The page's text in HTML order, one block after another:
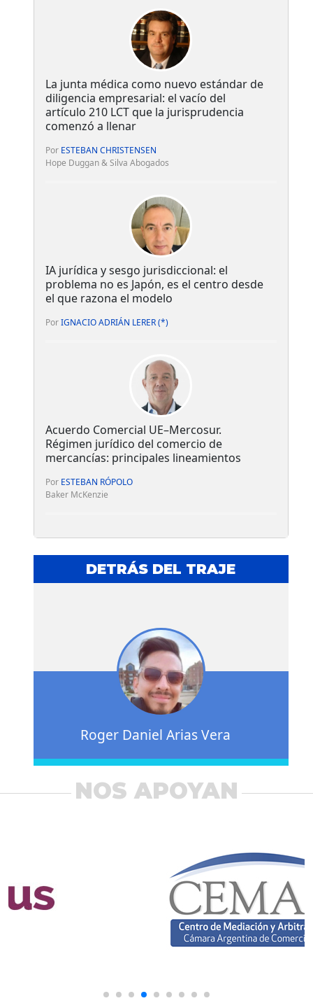
La junta médica como nuevo estándar de
diligencia empresarial: el vacío del
artículo 210 LCT que la jurisprudencia
comenzó a llenar
Por ESTEBAN CHRISTENSEN
Hope Duggan & Silva Abogados
IA jurídica y sesgo jurisdiccional: el
problema no es Japón, es el centro desde
el que razona el modelo
PorIGNACIO ADRIÁN LERER (*)
Acuerdo Comercial UE–Mercosur.
Régimen jurídico del comercio de
mercancías: principales lineamientos
Por ESTEBAN RÓPOLO
Baker McKenzie
DETRÁS DEL TRAJE
Roger Daniel Arias Vera
NOS APOYAN